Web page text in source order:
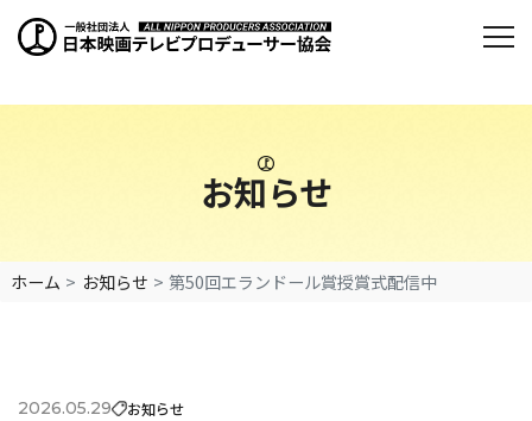
お知らせ
ホーム お知らせ 第50回エランドール賞授賞式配信中
2026.05.29 お知らせ